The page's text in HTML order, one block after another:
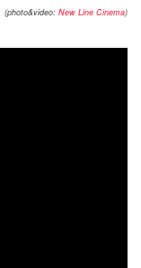
(photo&video: New Line Cinema)